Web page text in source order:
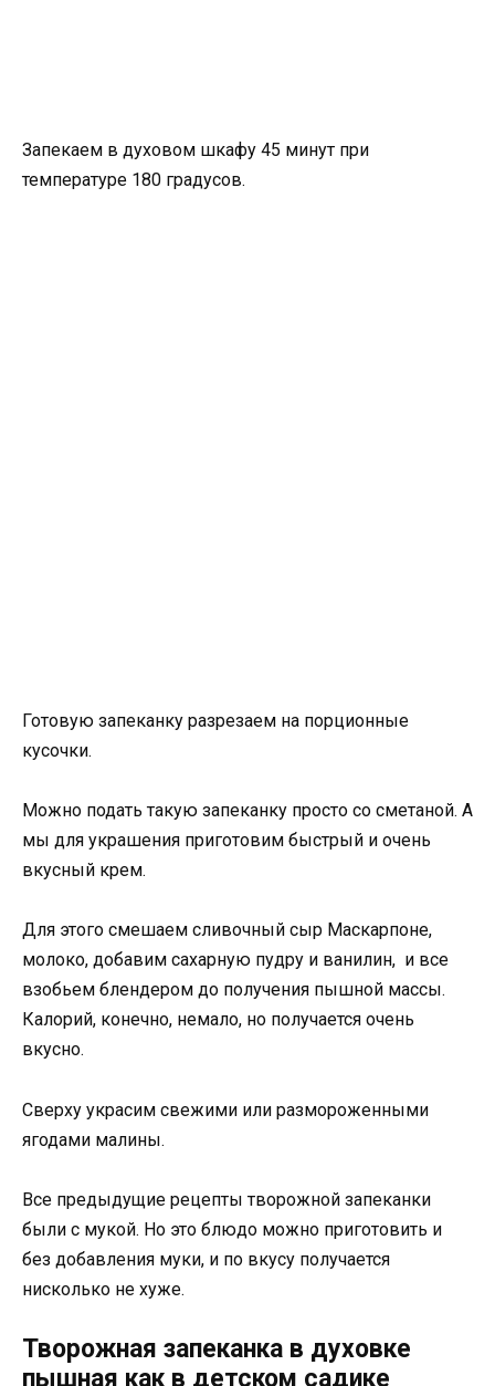
Запекаем в духовом шкафу 45 минут при
температуре 180 градусов.
Готовую запеканку разрезаем на порционные
кусочки.
Можно подать такую запеканку просто со сметаной. А
мы для украшения приготовим быстрый и очень
вкусный крем.
Для этого смешаем сливочный сыр Маскарпоне,
молоко, добавим сахарную пудру и ванилин, и все
взобьем блендером до получения пышной массы.
Калорий, конечно, немало, но получается очень
вкусно.
Сверху украсим свежими или размороженными
ягодами малины.
Все предыдущие рецепты творожной запеканки
были с мукой. Но это блюдо можно приготовить и
без добавления муки, и по вкусу получается
нисколько не хуже.
Творожная запеканка в духовке
пышная как в детском садике